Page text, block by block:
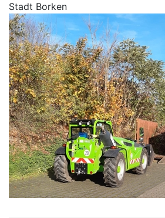
Stadt Borken